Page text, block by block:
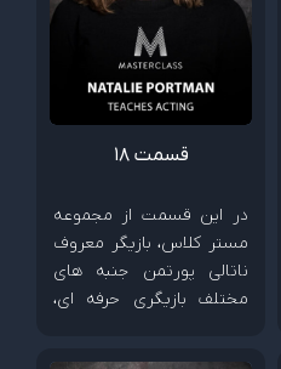
قسمت 18
در این قسمت از مجموعه
مستر کلاس، بازیگر معروف
ناتالی پورتمن جنبه های
مختلف بازیگری حرفه ای،